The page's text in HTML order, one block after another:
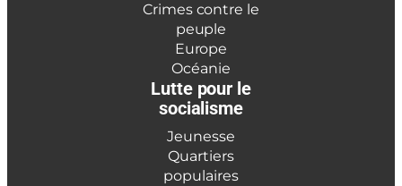
Crimes contre le
peuple
Europe
Océanie
Lutte pour le
socialisme
Jeunesse
Quartiers
populaires